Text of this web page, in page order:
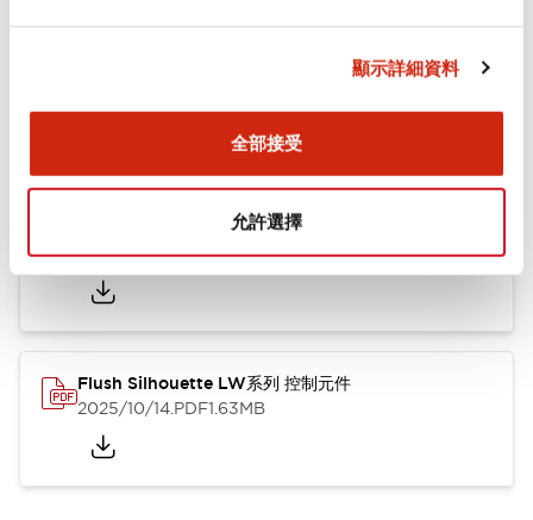
顯示詳細資料
全部接受
允許選擇
認證與標準
Flush Silhouette LW系列 控制元件 (英文版)
2025/09/19.PDF1.23MB
Flush Silhouette LW系列 控制元件
2025/10/14.PDF1.63MB